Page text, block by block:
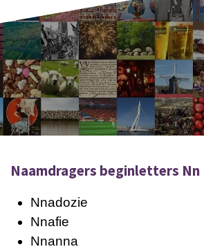
Naamdragers beginletters Nn
Nnadozie
Nnafie
Nnanna